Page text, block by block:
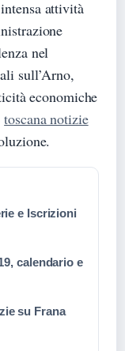
attività
nel
sull’Arno,
economiche
toscana notizie
e Iscrizioni
calendario e
su Frana